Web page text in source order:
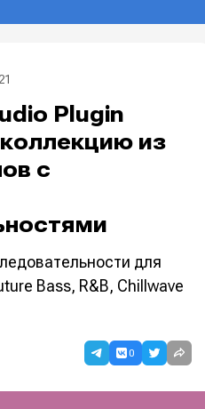
Plugin
из
с
для
Bass, R&B, Chillwave
0